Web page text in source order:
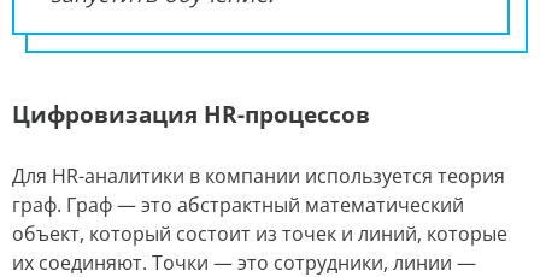
Цифровизация HR-процессов
Для HR-аналитики в компании используется теория
граф. Граф — это абстрактный математический
объект, который состоит из точек и линий, которые
их соединяют. Точки — это сотрудники, линии —